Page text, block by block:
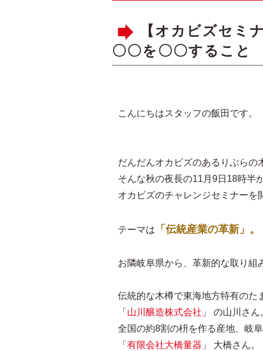
【オカビズセミ
〇〇を〇〇すること
こんにちはスタッフの飯田です。
だんだんオカビズのあるりぶらの
そんな秋の夜長の11月9日18時半か
オカビズのチャレンジセミナーを
テーマは 「伝統産業の革新」。
お隣岐阜県から、革新的な取り組
伝統的な木樽で東海地方特有のた
「 山川醸造株式会社 」 の山川さん
全国の約8割の枡を作る産地、岐
「 有限会社大橋量器 」 大橋さん。